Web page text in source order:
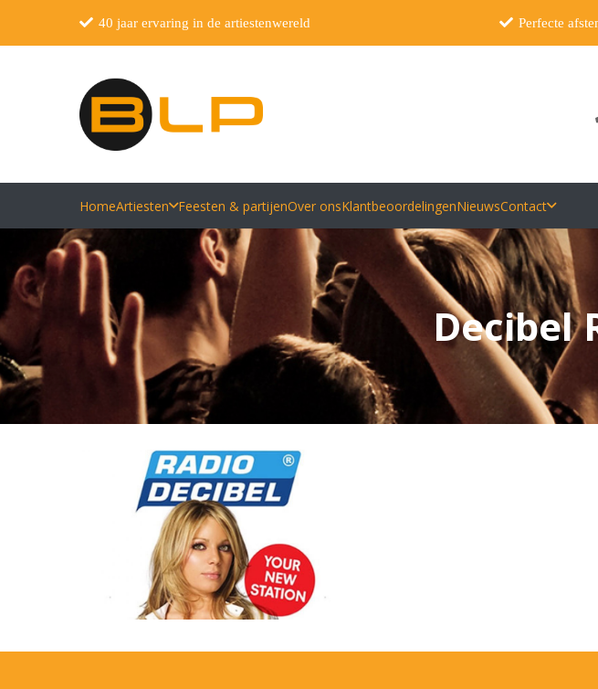
40 jaar ervaring in de artiestenwereld Perfecte
HomeArtiesten Feesten & partijenOver onsKlantbeoordelingenNieuwsContact
Decibel